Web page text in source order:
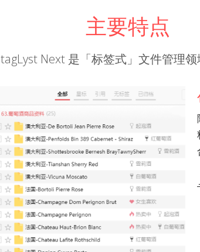
主要特点
tagLyst Next 是「标签式」文件管理